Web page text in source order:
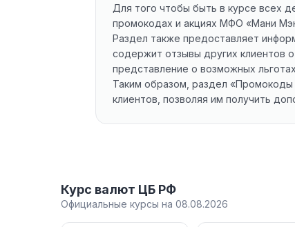
Для того чтобы быть в курсе всех
промокодах и акциях МФО «Мани
Раздел также предоставляет
содержит отзывы других клиентов
представление о возможных
Таким образом, раздел
клиентов, позволяя им получить
Курс валют ЦБ РФ
Официальные курсы на 08.08.2026